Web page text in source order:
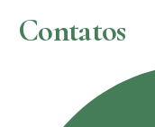
Contatos